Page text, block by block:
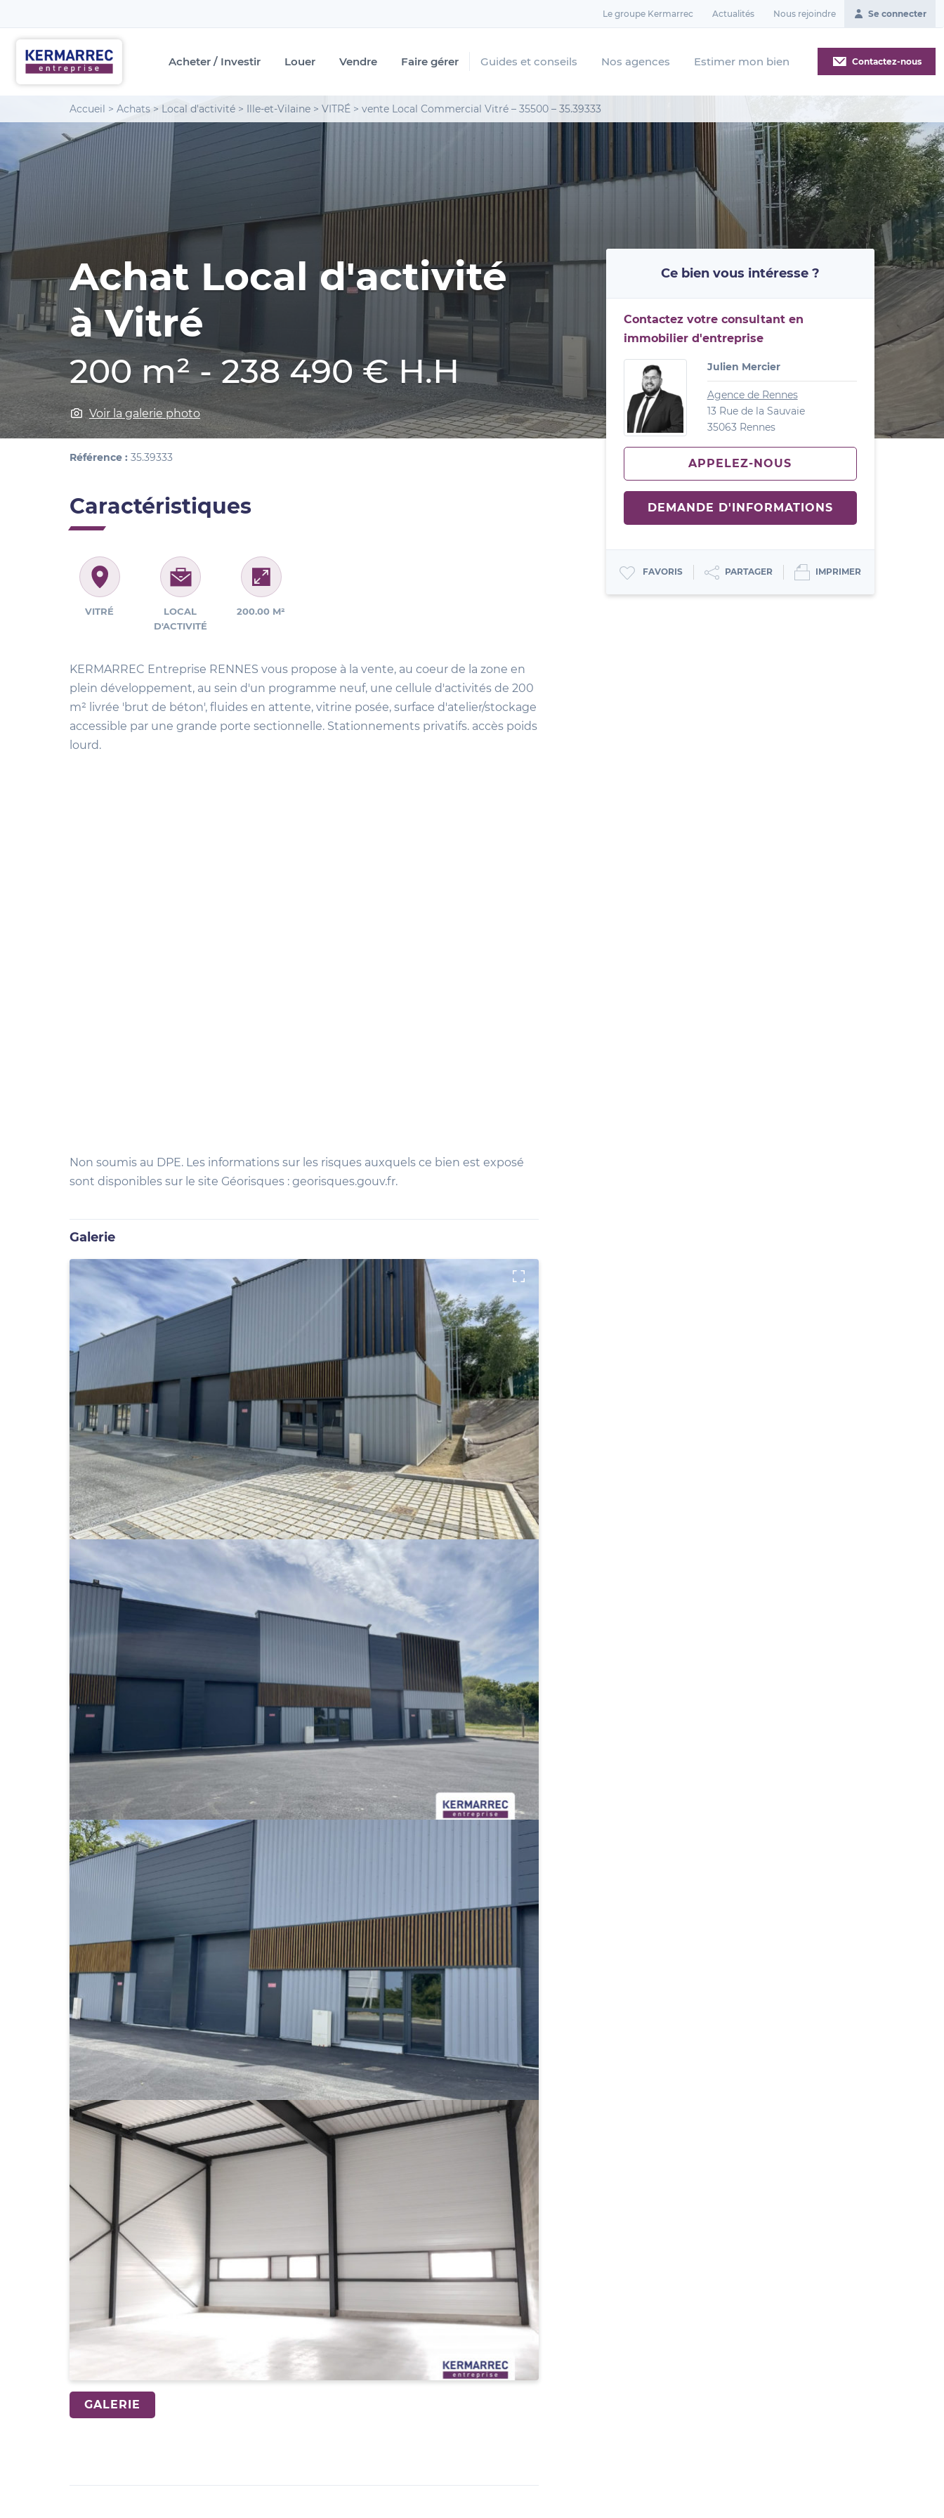
Le groupe Kermarrec Actualités Nous rejoindre Se connecter
Acheter / Investir Louer Vendre Faire gérer Guides et conseils Nos agences Estimer mon bien Contactez-nous
Accueil > Achats > Local d'activité > Ille-et-Vilaine > VITRÉ > vente Local Commercial Vitré – 35500 – 35.39333
Achat Local d'activité
à Vitré
200 m² - 238 490 € H.H
Voir la galerie photo
Référence : 35.39333
Caractéristiques
VITRÉ
LOCAL
D'ACTIVITÉ
200.00 M²
KERMARREC Entreprise RENNES vous propose à la vente, au coeur de la zone en
plein développement, au sein d'un programme neuf, une cellule d'activités de 200
m² livrée 'brut de béton', fluides en attente, vitrine posée, surface d'atelier/stockage
accessible par une grande porte sectionnelle. Stationnements privatifs. accès poids
lourd.
Non soumis au DPE. Les informations sur les risques auxquels ce bien est exposé
sont disponibles sur le site Géorisques : georisques.gouv.fr.
Galerie
GALERIE
Ce bien vous intéresse ?
Contactez votre consultant en
immobilier d'entreprise
Julien Mercier
Agence de Rennes
13 Rue de la Sauvaie
35063 Rennes
APPELEZ-NOUS
DEMANDE D'INFORMATIONS
FAVORIS PARTAGER IMPRIMER